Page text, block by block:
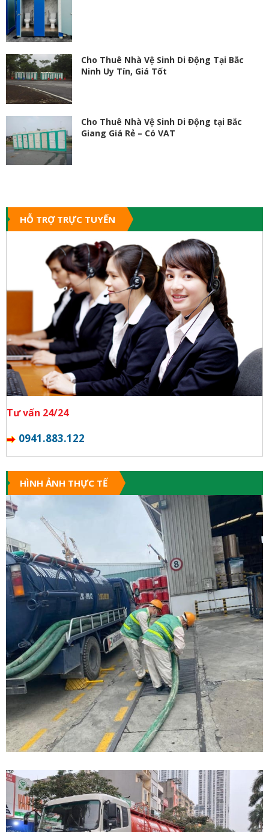
Cho Thuê Nhà Vệ Sinh Di Động Tại Bắc
Ninh Uy Tín, Giá Tốt
Cho Thuê Nhà Vệ Sinh Di Động tại Bắc
Giang Giá Rẻ – Có VAT
HỖ TRỢ TRỰC TUYẾN
Tư vấn 24/24
0941.883.122
HÌNH ẢNH THỰC TẾ